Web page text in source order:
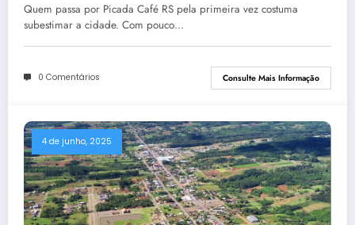
Quem passa por Picada Café RS pela primeira vez costuma
subestimar a cidade. Com pouco…
0 Comentários Consulte Mais Informação
4 de junho, 2025